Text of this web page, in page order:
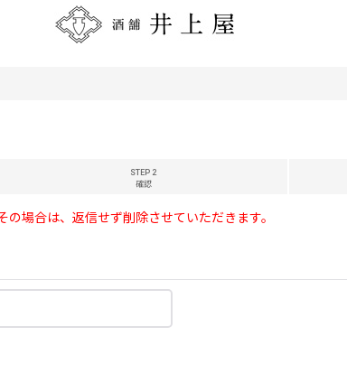
STEP 2
確認
場合は、返信せず削除させていただきます。